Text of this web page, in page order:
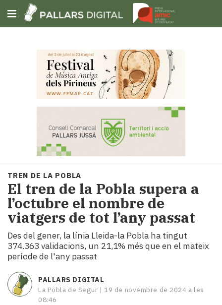
Subscriu-t'hi
Portada
Societat
Política
i
municipis
Economia
turisme
Cultura
Mai
tant!
TV
TREN DE LA POBLA
El tren de la Pobla supera a
l’octubre el nombre de
viatgers de tot l’any passat
Des del gener, la línia Lleida-la Pobla ha tingut
374.363 validacions, un 21,1% més que en el mateix
període de l'any passat
PALLARS DIGITAL
La Pobla de Segur | 19 de novembre de 2024 a les
08:46